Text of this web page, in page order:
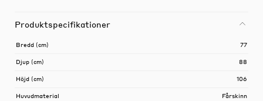
Produktspecifikationer
Bredd (cm) 77
Djup (cm) 88
Höjd (cm) 106
Huvudmaterial Fårskinn